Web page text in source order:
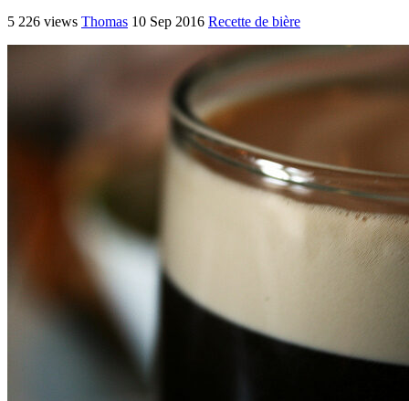
5 226 views Thomas 10 Sep 2016 Recette de bière